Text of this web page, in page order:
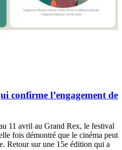
confirme l’engagement de
11 avril au Grand Rex, le festival
fois démontré que le cinéma peut
Retour sur une 15e édition qui a